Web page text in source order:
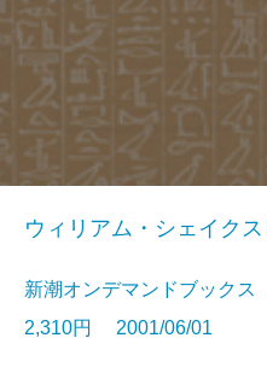
ウィリアム・シェイク
新潮オンデマンドブック
2,310円 2001/06/01